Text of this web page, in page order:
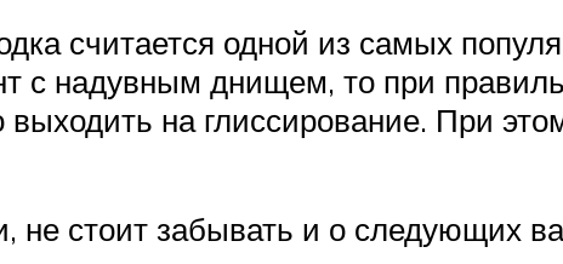
считается одной из самых
с надувным днищем, то при
выходить на глиссирование. При
не стоит забывать и о следующих